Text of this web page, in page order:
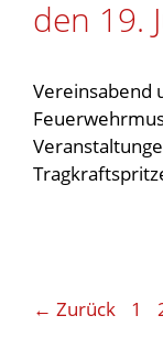
den 19.
Vereinsabend
← Zurück 1